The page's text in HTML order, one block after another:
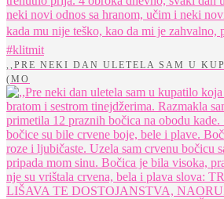
,,PRE NEKI DAN ULETELA SAM U
(MO